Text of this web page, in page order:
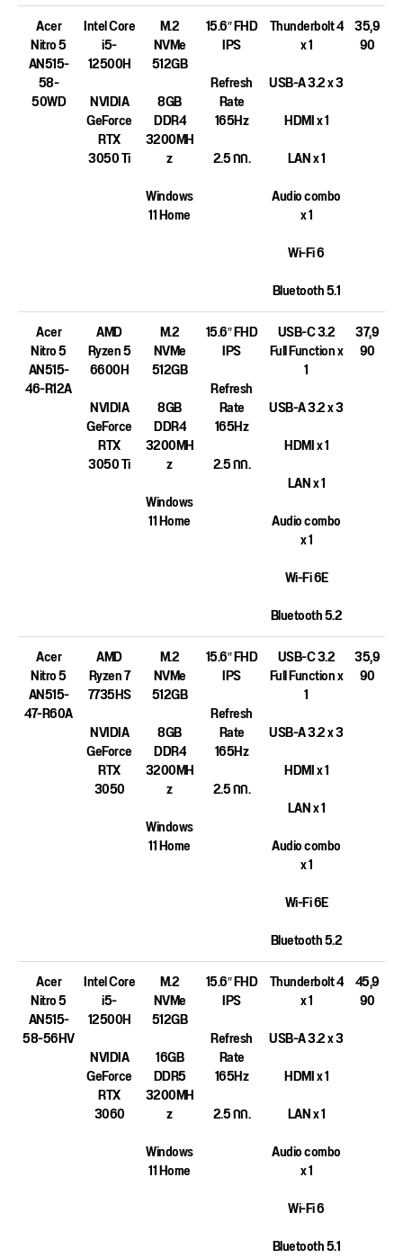
Acer
Nitro 5
AN515-
58-
50WD
Intel Core
i5-
12500H
NVIDIA
GeForce
RTX
3050 Ti
M.2
NVMe
512GB
8GB
DDR4
3200MH
z
Windows
11 Home
15.6″ FHD
IPS
Refresh
Rate
165Hz
2.5 กก.
Thunderbolt 4
x 1
USB-A 3.2 x 3
HDMI x 1
LAN x 1
Audio combo
x 1
Wi-Fi 6
Bluetooth 5.1
35,9
90
Acer
Nitro 5
AN515-
46-R12A
AMD
Ryzen 5
6600H
NVIDIA
GeForce
RTX
3050 Ti
M.2
NVMe
512GB
8GB
DDR4
3200MH
z
Windows
11 Home
15.6″ FHD
IPS
Refresh
Rate
165Hz
2.5 กก.
USB-C 3.2
Full Function x
1
USB-A 3.2 x 3
HDMI x 1
LAN x 1
Audio combo
x 1
Wi-Fi 6E
Bluetooth 5.2
37,9
90
Acer
Nitro 5
AN515-
47-R60A
AMD
Ryzen 7
7735HS
NVIDIA
GeForce
RTX
3050
M.2
NVMe
512GB
8GB
DDR4
3200MH
z
Windows
11 Home
15.6″ FHD
IPS
Refresh
Rate
165Hz
2.5 กก.
USB-C 3.2
Full Function x
1
USB-A 3.2 x 3
HDMI x 1
LAN x 1
Audio combo
x 1
Wi-Fi 6E
Bluetooth 5.2
35,9
90
Acer
Nitro 5
AN515-
58-56HV
Intel Core
i5-
12500H
NVIDIA
GeForce
RTX
3060
M.2
NVMe
512GB
16GB
DDR5
3200MH
z
Windows
11 Home
15.6″ FHD
IPS
Refresh
Rate
165Hz
2.5 กก.
Thunderbolt 4
x 1
USB-A 3.2 x 3
HDMI x 1
LAN x 1
Audio combo
x 1
Wi-Fi 6
Bluetooth 5.1
45,9
90